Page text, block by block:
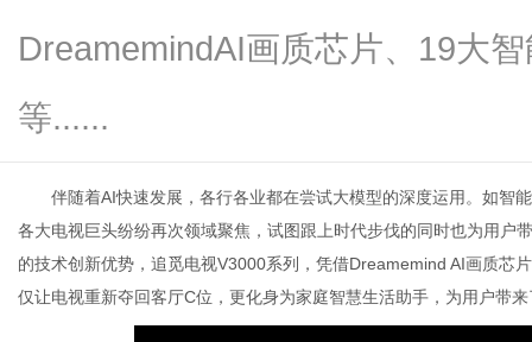
DreamemindAI画质芯片、19大
等......
伴随着AI快速发展，各行各业都在尝试大模型的深度运用。如智
各大电视巨头纷纷再次领域聚焦，试图跟上时代步伐的同时也为用户
的技术创新优势，追觅电视V3000系列，凭借Dreamemind AI画质芯
仅让电视重新夺回客厅C位，更化身为家庭智慧生活助手，为用户带